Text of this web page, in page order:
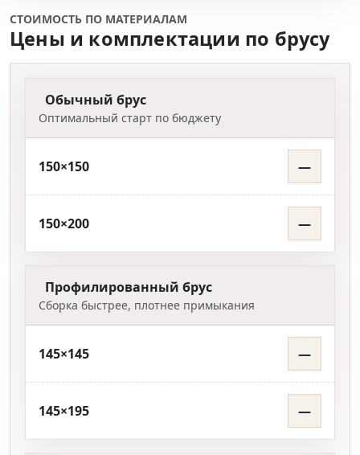
СТОИМОСТЬ ПО МАТЕРИАЛАМ
Цены и комплектации по брусу
Обычный брус
Оптимальный старт по бюджету
150×150 —
150×200 —
Профилированный брус
Сборка быстрее, плотнее примыкания
145×145 —
145×195 —